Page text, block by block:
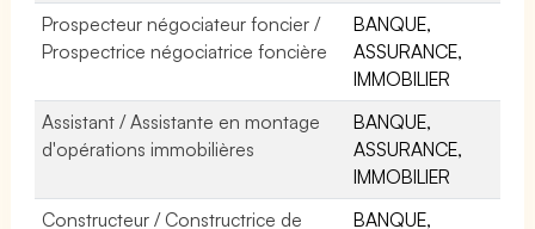
Prospecteur négociateur foncier /
Prospectrice négociatrice foncière
BANQUE,
ASSURANCE,
IMMOBILIER
Assistant / Assistante en montage
d'opérations immobilières
BANQUE,
ASSURANCE,
IMMOBILIER
Constructeur / Constructrice de
BANQUE,